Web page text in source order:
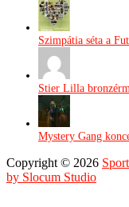
Szimpátia séta a
Stier Lilla
Mystery Gang
Copyright © 2026
by Slocum Studio